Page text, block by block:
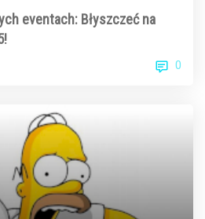
eventach: Błyszczeć na
0